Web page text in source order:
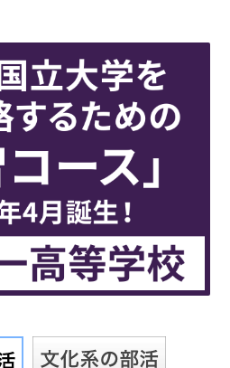
ー高等学校